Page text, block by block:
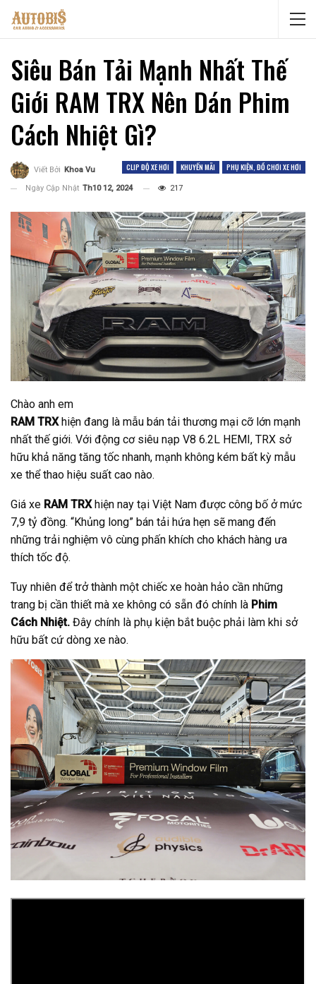
Siêu Bán Tải Mạnh Nhất Thế
Giới RAM TRX Nên Dán Phim
Cách Nhiệt Gì?
CLIP ĐỘ XE HƠI KHUYẾN MÃI PHỤ KIỆN, ĐỒ CHƠI XE HƠI
Viết Bởi
Khoa Vu
Ngày Cập Nhật Th10 12, 2024 217
Chào anh em
RAM TRXhiện đang là mẫu bán tải thương mại cỡ lớn mạnh
nhất thế giới. Với động cơ siêu nạp V8 6.2L HEMI, TRX sở
hữu khả năng tăng tốc nhanh, mạnh không kém bất kỳ mẫu
xe thể thao hiệu suất cao nào.
Giá xe RAM TRXhiện nay tại Việt Nam được công bố ở mức
7,9 tỷ đồng. “Khủng long” bán tải hứa hẹn sẽ mang đến
những trải nghiệm vô cùng phấn khích cho khách hàng ưa
thích tốc độ.
Tuy nhiên để trở thành một chiếc xe hoàn hảo cần những
trang bị cần thiết mà xe không có sẵn đó chính là Phim
Cách Nhiệt. Đây chính là phụ kiện bắt buộc phải làm khi sở
hữu bất cứ dòng xe nào.